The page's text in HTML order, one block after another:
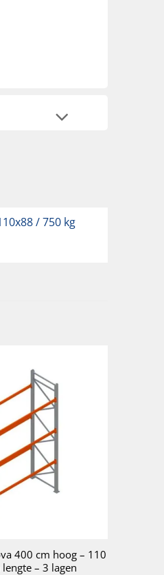
/ 750 kg
400 cm hoog – 110
– 3 lagen